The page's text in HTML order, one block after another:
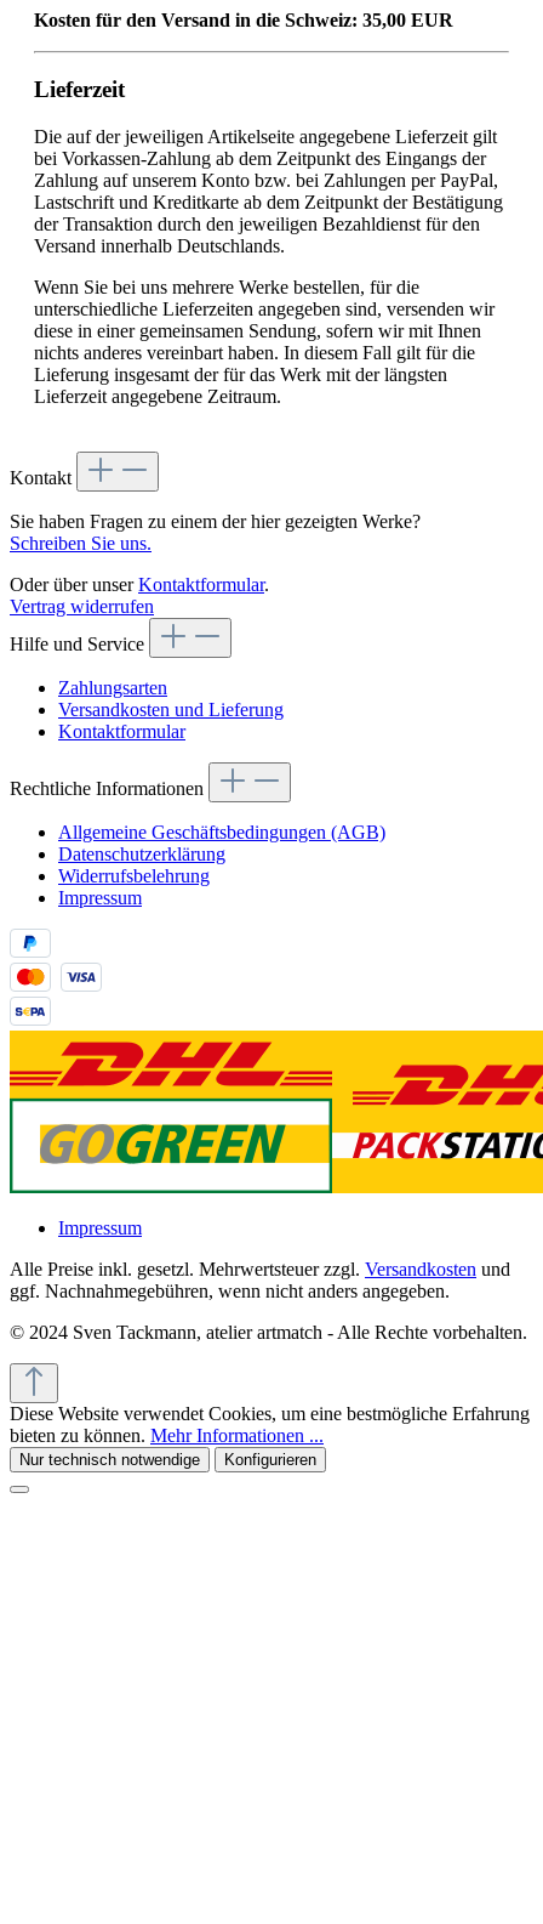
Kosten für den Versand in die Schweiz: 35,00 EUR
Lieferzeit
Die auf der jeweiligen Artikelseite angegebene Lieferzeit gilt
bei Vorkassen-Zahlung ab dem Zeitpunkt des Eingangs der
Zahlung auf unserem Konto bzw. bei Zahlungen per PayPal,
Lastschrift und Kreditkarte ab dem Zeitpunkt der Bestätigung
der Transaktion durch den jeweiligen Bezahldienst für den
Versand innerhalb Deutschlands.
Wenn Sie bei uns mehrere Werke bestellen, für die
unterschiedliche Lieferzeiten angegeben sind, versenden wir
diese in einer gemeinsamen Sendung, sofern wir mit Ihnen
nichts anderes vereinbart haben. In diesem Fall gilt für die
Lieferung insgesamt der für das Werk mit der längsten
Lieferzeit angegebene Zeitraum.
Kontakt
Sie haben Fragen zu einem der hier gezeigten Werke?
Schreiben Sie uns.
Oder über unserKontaktformular.
Vertrag widerrufen
Hilfe und Service
Zahlungsarten
Versandkosten und Lieferung
Kontaktformular
Rechtliche Informationen
Allgemeine Geschäftsbedingungen (AGB)
Datenschutzerklärung
Widerrufsbelehrung
Impressum
Impressum
Alle Preise inkl. gesetzl. Mehrwertsteuer zzgl. Versandkosten und
ggf. Nachnahmegebühren, wenn nicht anders angegeben.
© 2024 Sven Tackmann, atelier artmatch - Alle Rechte vorbehalten.
Diese Website verwendet Cookies, um eine bestmögliche Erfahrung
bieten zu können. Mehr Informationen ...
Nur technisch notwendige Konfigurieren